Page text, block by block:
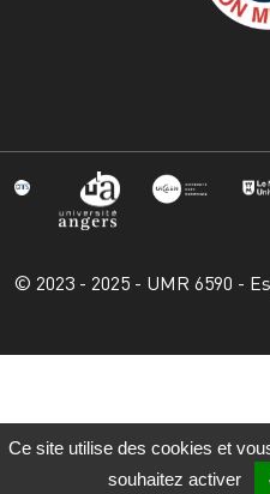
© 2023 - 2025 - UMR 6590 -
Ce site utilise des cookies et
souhaitez activer